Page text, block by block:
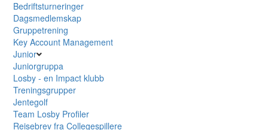
Bedriftsturneringer
Dagsmedlemskap
Gruppetrening
Key Account Management
Junior
Juniorgruppa
Losby - en Impact klubb
Treningsgrupper
Jentegolf
Team Losby Profiler
Reisebrev fra Collegespillere